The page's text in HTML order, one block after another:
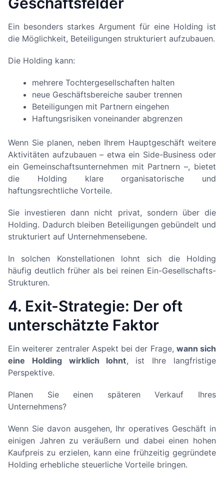
Ein besonders starkes Argument für eine Holding ist
die Möglichkeit, Beteiligungen strukturiert aufzubauen.
Die Holding kann:
mehrere Tochtergesellschaften halten
neue Geschäftsbereiche sauber trennen
Beteiligungen mit Partnern eingehen
Haftungsrisiken voneinander abgrenzen
Wenn Sie planen, neben Ihrem Hauptgeschäft weitere
Aktivitäten aufzubauen – etwa ein Side-Business oder
ein Gemeinschaftsunternehmen mit Partnern –, bietet
die Holding klare organisatorische und
haftungsrechtliche Vorteile.
Sie investieren dann nicht privat, sondern über die
Holding. Dadurch bleiben Beteiligungen gebündelt und
strukturiert auf Unternehmensebene.
In solchen Konstellationen lohnt sich die Holding
häufig deutlich früher als bei reinen Ein-Gesellschafts-
Strukturen.
4. Exit-Strategie: Der oft
unterschätzte Faktor
Ein weiterer zentraler Aspekt bei der Frage, wann sich
eine Holding wirklich lohnt, ist Ihre langfristige
Perspektive.
Planen Sie einen späteren Verkauf Ihres
Unternehmens?
Wenn Sie davon ausgehen, Ihr operatives Geschäft in
einigen Jahren zu veräußern und dabei einen hohen
Kaufpreis zu erzielen, kann eine frühzeitig gegründete
Holding erhebliche steuerliche Vorteile bringen.